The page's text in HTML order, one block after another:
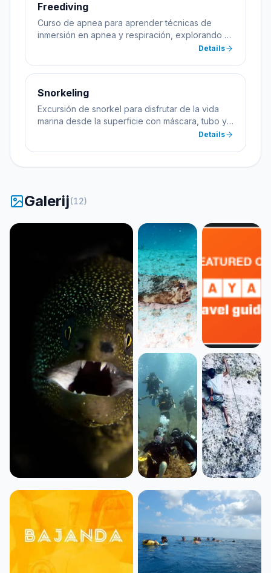
Freediving
Curso de apnea para aprender técnicas de
inmersión en apnea y respiración, explorando el
Details
Snorkeling
Excursión de snorkel para disfrutar de la vida
marina desde la superficie con máscara, tubo y
Details
Galerij(12)